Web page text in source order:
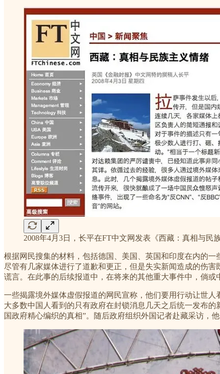
2008年4月3日，长平在FT中文网发表《西藏：真相与
根据网民搜集的材料，包括德国、美国、英国和印度在内的
尽管有几家媒体进行了道歉和更正，但是失实新闻造成的伤
谎言。在此事的后续报道中，在将来的其他重大事件中，倘
一些揭露境外媒体虚假报道的网民宣称，他们要用行动让世
大多数中国人看到的只有政府在封锁消息几天之后统一发布
国政府精心编织的真相”。随后政府组织外国记者赴藏采访，